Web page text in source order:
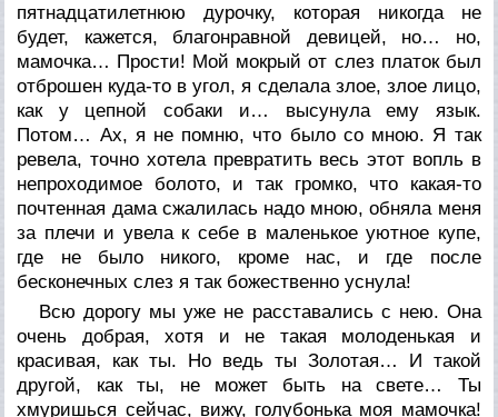
пятнадцатилетнюю дурочку, которая никогда не
будет, кажется, благонравной девицей, но… но,
мамочка… Прости! Мой мокрый от слез платок был
отброшен куда-то в угол, я сделала злое, злое лицо,
как у цепной собаки и… высунула ему язык.
Потом… Ах, я не помню, что было со мною. Я так
ревела, точно хотела превратить весь этот вопль в
непроходимое болото, и так громко, что какая-то
почтенная дама сжалилась надо мною, обняла меня
за плечи и увела к себе в маленькое уютное купе,
где не было никого, кроме нас, и где после
бесконечных слез я так божественно уснула!
Всю дорогу мы уже не расставались с нею. Она
очень добрая, хотя и не такая молоденькая и
красивая, как ты. Но ведь ты Золотая… И такой
другой, как ты, не может быть на свете… Ты
хмуришься сейчас, вижу, голубонька моя мамочка!